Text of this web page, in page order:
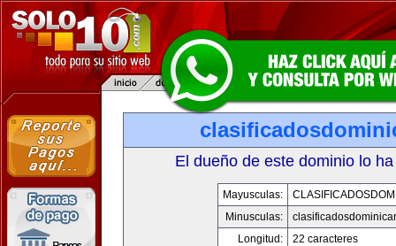
El dueño de este dominio lo
Mayusculas:
Minusculas:
Longitud:
22 caracteres